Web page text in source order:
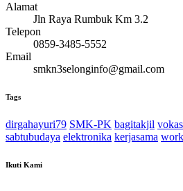
Alamat
Jln Raya Rumbuk Km 3.2
Telepon
0859-3485-5552
Email
smkn3selonginfo@gmail.com
Tags
dirgahayuri79 SMK-PK bagitakjil
sabtubudaya elektronika kerjasama
Ikuti Kami